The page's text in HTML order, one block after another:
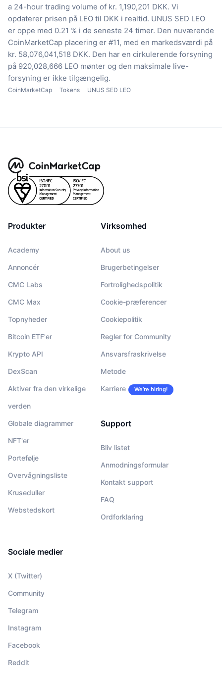
a 24-hour trading volume of kr. 1,190,201 DKK. Vi
opdaterer prisen på LEO til DKK i realtid. UNUS SED LEO
er oppe med 0.21 % i de seneste 24 timer. Den nuværende
CoinMarketCap placering er #11, med en markedsværdi på
kr. 58,076,041,518 DKK. Den har en cirkulerende forsyning
på 920,028,666 LEO mønter og den maksimale live-
forsyning er ikke tilgængelig.
CoinMarketCap Tokens UNUS SED LEO
Produkter
Academy
Annoncér
CMC Labs
CMC Max
Topnyheder
Bitcoin ETF'er
Krypto API
DexScan
Aktiver fra den virkelige
verden
Globale diagrammer
NFT'er
Portefølje
Overvågningsliste
Kruseduller
Webstedskort
Virksomhed
About us
Brugerbetingelser
Fortrolighedspolitik
Cookie-præferencer
Cookiepolitik
Regler for Community
Ansvarsfraskrivelse
Metode
Karriere We’re hiring!
Support
Bliv listet
Anmodningsformular
Kontakt support
FAQ
Ordforklaring
Sociale medier
X (Twitter)
Community
Telegram
Instagram
Facebook
Reddit